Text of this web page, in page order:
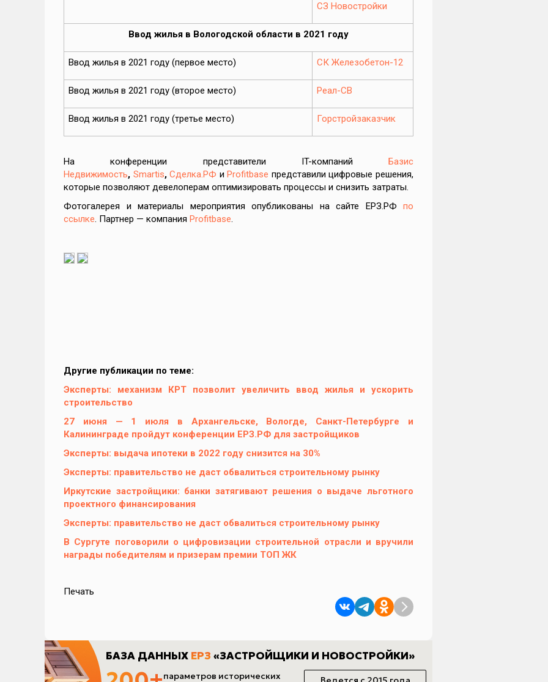
СЗ Новостройки
Ввод жилья в Вологодской области в 2021 году
Ввод жилья в 2021 году (первое место) СК Железобетон-12
Ввод жилья в 2021 году (второе место) Реал-СВ
Ввод жилья в 2021 году (третье место) Горстройзаказчик
На конференции представители IT-компаний Базис
Недвижимость, Smartis, Сделка.РФ иProfitbase представили цифровые решения,
которые позволяют девелоперам оптимизировать процессы и снизить затраты.
Фотогалерея и материалы мероприятия опубликованы на сайте ЕРЗ.РФ по
ссылке. Партнер — компания Profitbase.
Другие публикации по теме:
Эксперты: механизм КРТ позволит увеличить ввод жилья и ускорить
строительство
27 июня — 1 июля в Архангельске, Вологде, Санкт-Петербурге и
Калининграде пройдут конференции ЕРЗ.РФ для застройщиков
Эксперты: выдача ипотеки в 2022 году снизится на 30%
Эксперты: правительство не даст обвалиться строительному рынку
Иркутские застройщики: банки затягивают решения о выдаче льготного
проектного финансирования
Эксперты: правительство не даст обвалиться строительному рынку
В Сургуте поговорили о цифровизации строительной отрасли и вручили
награды победителям и призерам премии ТОП ЖК
Печать